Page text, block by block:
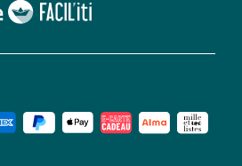
lien vers Faciliti